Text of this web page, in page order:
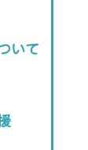
いて